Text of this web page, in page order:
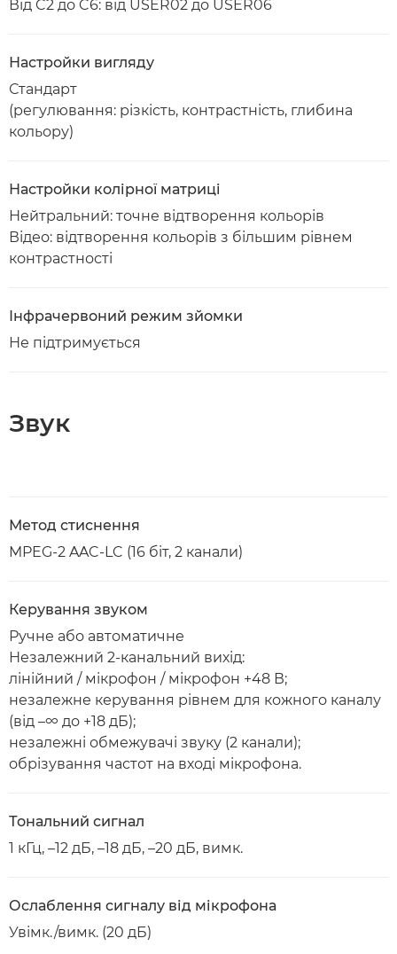
Від C2 до C6: від USER02 до USER06
Настройки вигляду
Стандарт
(регулювання: різкість, контрастність, глибина
кольору)
Настройки колірної матриці
Нейтральний: точне відтворення кольорів
Відео: відтворення кольорів з більшим рівнем
контрастності
Інфрачервоний режим зйомки
Не підтримується
Звук
Метод стиснення
MPEG-2 AAC-LC (16 біт, 2 канали)
Керування звуком
Ручне або автоматичне
Незалежний 2-канальний вихід:
лінійний / мікрофон / мікрофон +48 В;
незалежне керування рівнем для кожного каналу
(від –∞ до +18 дБ);
незалежні обмежувачі звуку (2 канали);
обрізування частот на вході мікрофона.
Тональний сигнал
1 кГц, –12 дБ, –18 дБ, –20 дБ, вимк.
Ослаблення сигналу від мікрофона
Увімк./вимк. (20 дБ)